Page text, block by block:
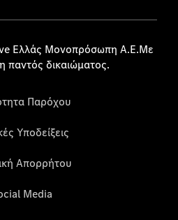
Ελλάς Μονοπρόσωπη Α.Ε.Με
παντός δικαιώματος.
Παρόχου
Υποδείξεις
Απορρήτου
Media